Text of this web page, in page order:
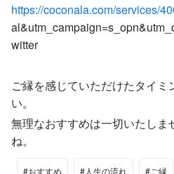
https://coconala.com/services/
witter
ご縁を感じていただけたタイミ
い。
無理なおすすめは一切いたしま
ね。
#おすすめ #人生の流れ #ご縁